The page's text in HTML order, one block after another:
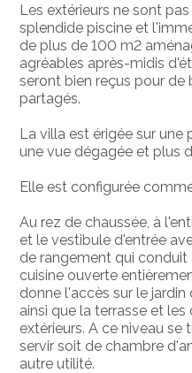
Les extérieurs ne sont
splendide piscine et
de plus de 100 m2
agréables après-midis
seront bien reçus pour de
partagés.
La villa est érigée sur une
une vue dégagée et plus
Elle est configurée
Au rez de chaussée, à
et le vestibule d'entrée
de rangement qui conduit
cuisine ouverte
donne l'accès sur le
ainsi que la terrasse et
extérieurs. A ce niveau
servir soit de chambre
autre utilité.